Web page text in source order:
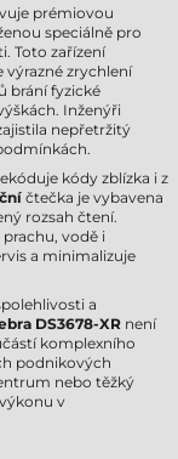
prémiovou
speciálně pro
Toto zařízení
výrazné zrychlení
brání fyzické
Inženýři
nepřetržitý
kódy zblízka i z
čtečka je vybavena
rozsah čtení.
vodě i
a minimalizuje
a
DS3678-XR není
komplexního
podnikových
nebo těžký
v